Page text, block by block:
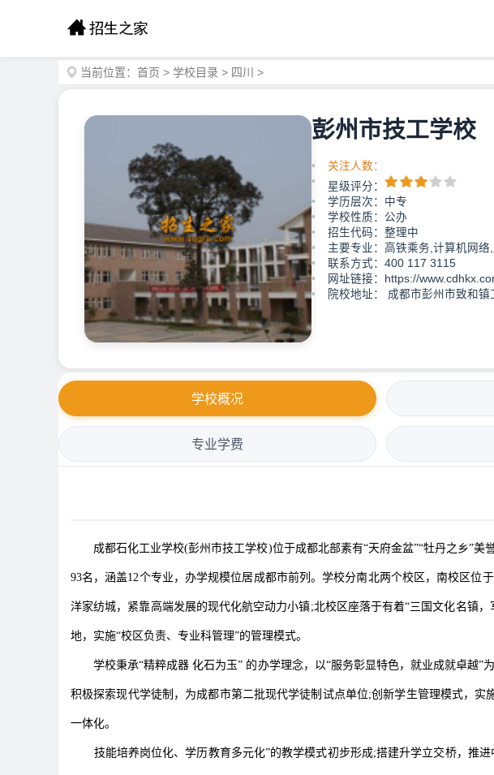
当前位置： 首页 > 学校目录 > 四川 >
彭州市技工学校
关注人数：
星级评分：
学历层次：中专
学校性质：公办
招生代码：整理中
主要专业：高铁乘务,计算机网络
联系方式：400 117 3115
网址链接：https://
院校地址： 成都市彭州市致和镇
学校概况
专业学费
成都石化工业学校(彭州市技工学校)位于成都北部素有“天府金盆”“牡丹之乡”美
93名，涵盖12个专业，办学规模位居成都市前列。学校分南北两个校区，南校区
洋家纺城，紧靠高端发展的现代化航空动力小镇;北校区座落于有着“三国文化名
地，实施“校区负责、专业科管理”的管理模式。
学校秉承“精粹成器 化石为玉” 的办学理念，以“服务彰显特色，就业成就卓越”
积极探索现代学徒制，为成都市第二批现代学徒制试点单位;创新学生管理模式，
一体化。
技能培养岗位化、学历教育多元化”的教学模式初步形成;搭建升学立交桥，推进